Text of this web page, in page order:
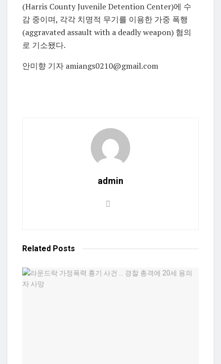
(Harris County Juvenile Detention Center)에 수
감 중이며, 각각 치명적 무기를 이용한 가중 폭행
(aggravated assault with a deadly weapon) 혐의
로 기소됐다.
안미향 기자 amiangs0210@gmail.com
admin
Related Posts